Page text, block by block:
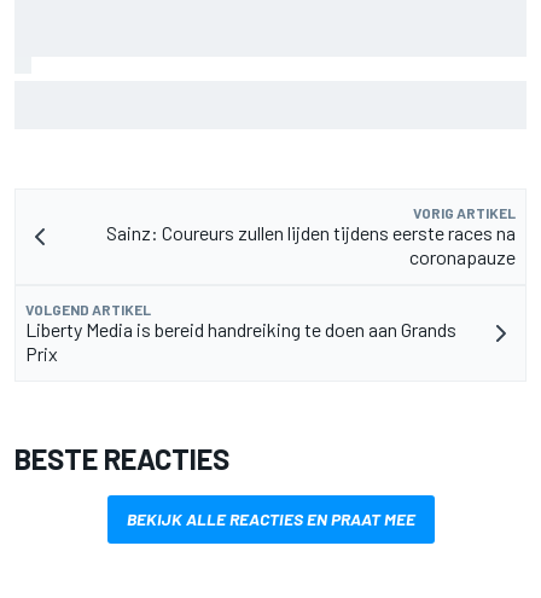
VORIG ARTIKEL
Sainz: Coureurs zullen lijden tijdens eerste races na
coronapauze
VOLGEND ARTIKEL
Liberty Media is bereid handreiking te doen aan Grands
Prix
BESTE REACTIES
BEKIJK ALLE REACTIES EN PRAAT MEE